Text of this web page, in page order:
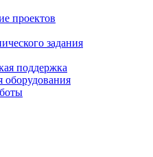
проектов
задания
поддержка
оборудования